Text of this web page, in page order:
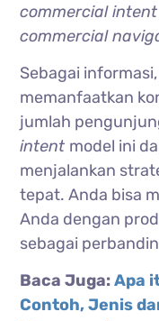
commercial intent
commercial
Sebagai
memanfaatkan
jumlah
intent model ini
menjalankan
tepat. Anda bisa
Anda dengan
sebagai
Baca Juga:Apa
Contoh, Jenis